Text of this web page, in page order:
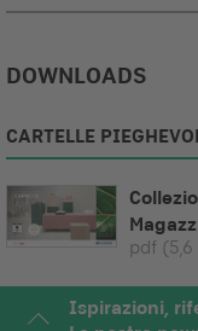
DOWNLOADS
CARTELLE
pdf (5,6
Ispirazioni,